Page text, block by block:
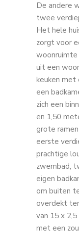
De andere
twee
Het hele
zorgt voor
uit een
keuken met
een
zich een
en 1,50
grote
eerste
prachtige
zwembad,
eigen
om buiten
overdekt
van 15 x
met een